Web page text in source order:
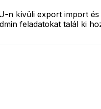
n kívüli export import
feladatokat talál ki